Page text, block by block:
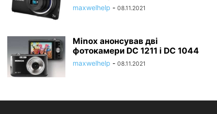
maxwelhelp - 08.11.2021
Minox анонсував дві
фотокамери DC 1211 і DC 1044
maxwelhelp - 08.11.2021